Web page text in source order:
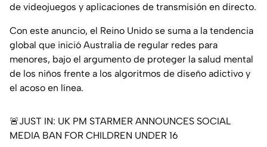
de videojuegos y aplicaciones de transmisión en directo.
Con este anuncio, el Reino Unido se suma a la tendencia
global que inició Australia de regular redes para
menores, bajo el argumento de proteger la salud mental
de los niños frente a los algoritmos de diseño adictivo y
el acoso en línea.
🚨JUST IN: UK PM STARMER ANNOUNCES SOCIAL
MEDIA BAN FOR CHILDREN UNDER 16